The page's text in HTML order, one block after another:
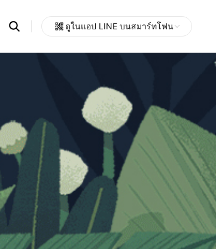
Search
OpenChats
messages
search
ดูในแอป LINE บนสมาร์ทโฟน